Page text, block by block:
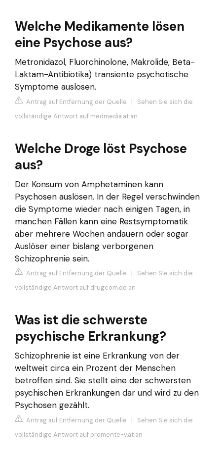
Welche Medikamente lösen
eine Psychose aus?
Metronidazol, Fluorchinolone, Makrolide, Beta-
Laktam-Antibiotika) transiente psychotische
Symptome auslösen.
Antrag auf Entfernung der Quelle | Sehen Sie sich die
vollständige Antwort auf medmedia.at an
Welche Droge löst Psychose
aus?
Der Konsum von Amphetaminen kann
Psychosen auslösen. In der Regel verschwinden
die Symptome wieder nach einigen Tagen, in
manchen Fällen kann eine Restsymptomatik
aber mehrere Wochen andauern oder sogar
Auslöser einer bislang verborgenen
Schizophrenie sein.
Antrag auf Entfernung der Quelle | Sehen Sie sich die
vollständige Antwort auf drugcom.de an
Was ist die schwerste
psychische Erkrankung?
Schizophrenie ist eine Erkrankung von der
weltweit circa ein Prozent der Menschen
betroffen sind. Sie stellt eine der schwersten
psychischen Erkrankungen dar und wird zu den
Psychosen gezählt.
Antrag auf Entfernung der Quelle | Sehen Sie sich die
vollständige Antwort auf promente-v.at an